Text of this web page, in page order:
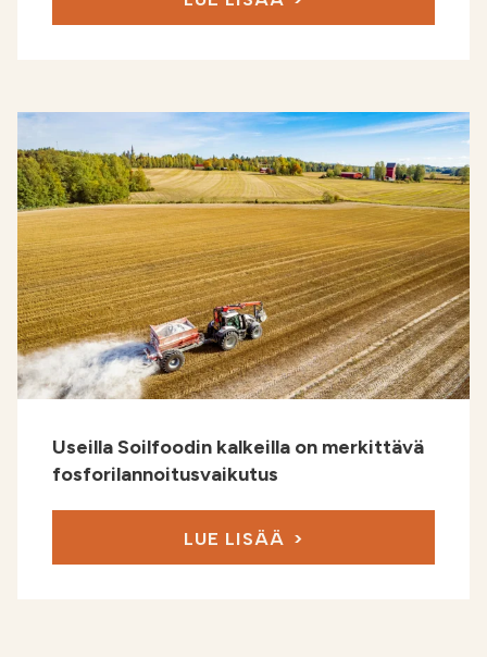
Useilla Soilfoodin kalkeilla on merkittävä
fosforilannoitus­vaikutus
LUE LISÄÄ